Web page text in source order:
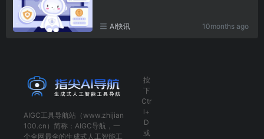
AI快讯 10months ago
AIGC工具导航站（www.zhijian
100.cn）简称： AIGC导航 ，一
个全网最全的生成式人工智能工
按
下
Ctr
l+
D
或